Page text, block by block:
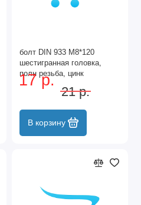
болт DIN 933 М8*120
шестигранная головка,
полн резьба, цинк
17 р.
21 р.
В корзину